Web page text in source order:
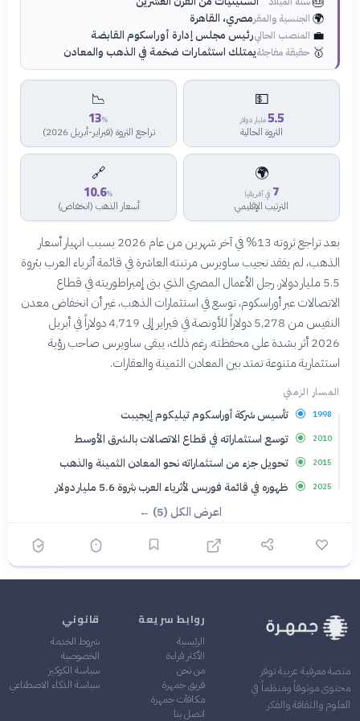
🌍 الجنسية والمقرمصري، القاهرة
💼 المنصب الحاليرئيس مجلس إدارة أوراسكوم القابضة
🥇 حقيقة مفاجئةيمتلك استثمارات ضخمة في الذهب والمعادن
💵
5.5مليار دولار
الثروة الحالية
📉
13%
تراجع الثروة (فبراير-أبريل 2026)
🌍
7 في أفريقيا
الترتيب الإقليمي
🔗
10.6%
أسعار الذهب (انخفاض)
بعد تراجع ثروته 13% في آخر شهرين من عام 2026 بسبب انهيار أسعار
الذهب، لم يفقد نجيب ساويرس مرتبته العاشرة في قائمة أثرياء العرب بثروة
5.5 مليار دولار. رجل الأعمال المصري الذي بنى إمبراطوريته في قطاع
الاتصالات عبر أوراسكوم، توسع في استثمارات الذهب، غير أن انخفاض معدن
النفيس من 5,278 دولاراً للأونصة في فبراير إلى 4,719 دولاراً في أبريل
2026 أثر بشدة على محفظته. رغم ذلك، يبقى ساويرس صاحب رؤية
استثمارية متنوعة تمتد بين المعادن الثمينة والعقارات.
المسار الزمني
1998 تأسيس شركة أوراسكوم تيليكوم إيجيبت
2010 توسع استثماراته في قطاع الاتصالات بالشرق الأوسط
2015 تحويل جزء من استثماراته نحو المعادن الثمينة والذهب
2025 ظهوره في قائمة فوربس لأثرياء العرب بثروة 5.6 مليار دولار
اعرض الكل (5) ←
منصة معرفية عربية توفر
محتوى موثوقاً ومنظماً في
العلوم والثقافة والفكر
روابط سريعة
الرئيسية
الأكثر قراءة
من نحن
فريق جمهرة
مكافآت جمهرة
اتصل بنا
قانوني
شروط الخدمة
الخصوصية
سياسة الكوكيز
سياسة الذكاء الاصطناعي